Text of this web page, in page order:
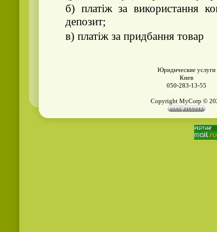
б) платіж за використання
депозит;
в) платіж за придбання товар
Юридические услуги
Киев
050-283-13-55
Copyright MyCorp ©